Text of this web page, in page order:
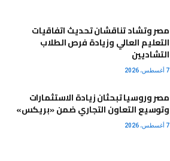
مصر وتشاد تناقشان تحديث اتفاقيات
التعليم العالي وزيادة فرص الطلاب
التشاديين
7 أغسطس، 2026
مصر وروسيا تبحثان زيادة الاستثمارات
وتوسيع التعاون التجاري ضمن «بريكس»
7 أغسطس، 2026